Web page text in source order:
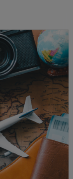
podrás